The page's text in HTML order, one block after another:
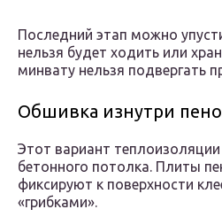
Последний этап можно
нельзя будет ходить или
минвату нельзя подвергать
Обшивка изнутри
Этот вариант
бетонного потолка. Плиты
фиксируют к поверхности
«грибками».